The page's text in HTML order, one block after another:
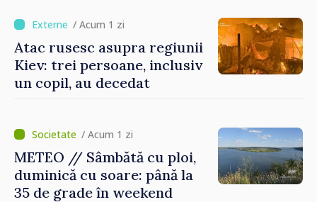
/ Acum 1 zi
Atac rusesc asupra regiunii
Kiev: trei persoane, inclusiv
un copil, au decedat
/ Acum 1 zi
METEO // Sâmbătă cu ploi,
duminică cu soare: până la
35 de grade în weekend